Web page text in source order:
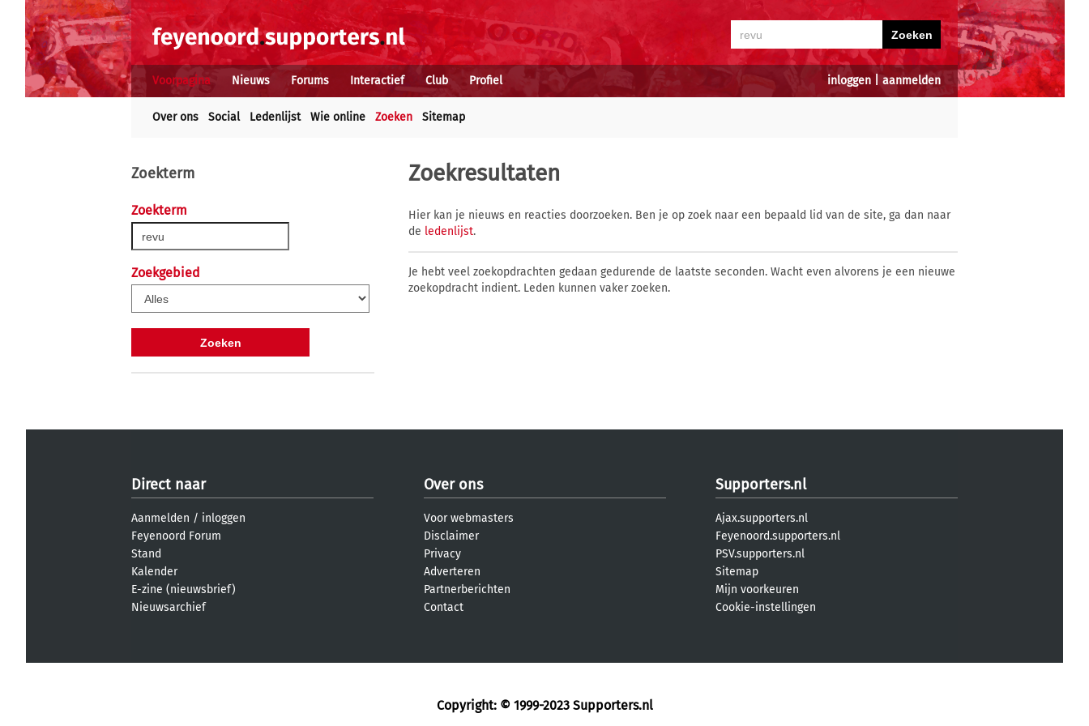
inloggen aanmelden
Voorpagina Nieuws Forums Interactief Club Profiel
Over ons Social Ledenlijst Wie online Zoeken Sitemap
Zoekterm
Zoekterm
Zoekgebied
Zoekresultaten
Hier kan je nieuws en reacties doorzoeken. Ben je op zoek naar een bepaald lid van de site, ga dan naar
de ledenlijst.
Je hebt veel zoekopdrachten gedaan gedurende de laatste seconden. Wacht even alvorens je een nieuwe
zoekopdracht indient. Leden kunnen vaker zoeken.
Direct naar
Aanmelden / inloggen
Feyenoord Forum
Stand
Kalender
E-zine (nieuwsbrief)
Nieuwsarchief
Over ons
Voor webmasters
Disclaimer
Privacy
Adverteren
Partnerberichten
Contact
Supporters.nl
Ajax.supporters.nl
Feyenoord.supporters.nl
PSV.supporters.nl
Sitemap
Mijn voorkeuren
Cookie-instellingen
Copyright: © 1999-2023 Supporters.nl